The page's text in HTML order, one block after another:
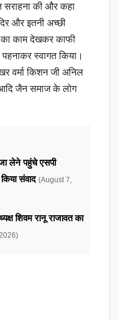
सराहना की और कहा
और इतनी अच्छी
का काम देखकर काफी
स्वागत किया।
वर्मा किशन जी अनिल
जैन समाज के लोग
लेने पहुंचे एसपी
संवाद (August 7,
शिवम रानू राजावत का